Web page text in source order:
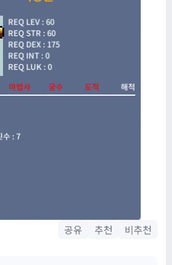
공유 추천 비추천